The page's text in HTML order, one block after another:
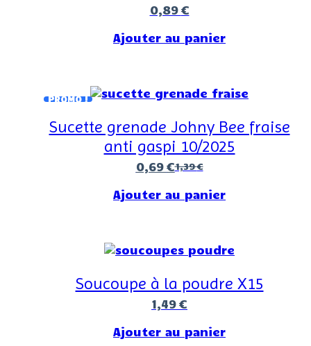
0,89 €
Ajouter au panier
PROMO !
Sucette grenade Johny Bee fraise
anti gaspi 10/2025
1,39€
0,69 €
Ajouter au panier
Soucoupe à la poudre X15
1,49 €
Ajouter au panier